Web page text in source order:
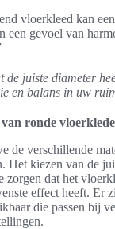
vloerkleed kan
een gevoel van
de juiste diameter
en balans in uw
ronde
de verschillende
Het kiezen van de
zorgen dat het
effect heeft. Er
die passen bij